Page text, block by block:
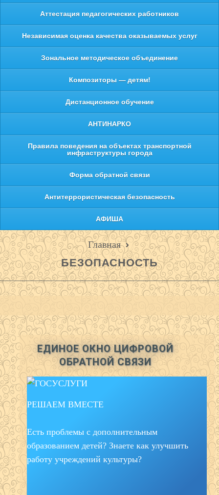
Аттестация педагогических работников
Независимая оценка качества оказываемых услуг
Зональное методическое объединение
Композиторы — детям!
Дистанционное обучение
АНТИНАРКО
Правила поведения на объектах транспортной
инфраструктуры города
Форма обратной связи
Антитеррористическая безопасность
АФИША
Главная
БЕЗОПАСНОСТЬ
ЕДИНОЕ ОКНО ЦИФРОВОЙ
ОБРАТНОЙ СВЯЗИ
РЕШАЕМ ВМЕСТЕ
Есть проблемы с дополнительным
образованием детей? Знаете как улучшить
работу учреждений культуры?